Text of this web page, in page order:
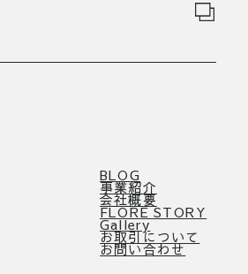
BLOG
事業紹介
会社概要
FLORE STORY
Gallery
お取引について
お問い合わせ